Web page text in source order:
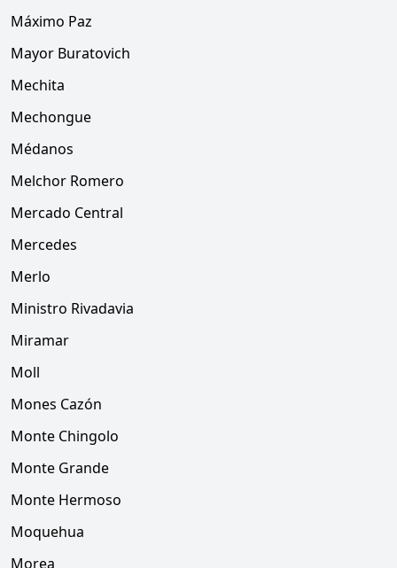
Máximo Paz
Mayor Buratovich
Mechita
Mechongue
Médanos
Melchor Romero
Mercado Central
Mercedes
Merlo
Ministro Rivadavia
Miramar
Moll
Mones Cazón
Monte Chingolo
Monte Grande
Monte Hermoso
Moquehua
Morea